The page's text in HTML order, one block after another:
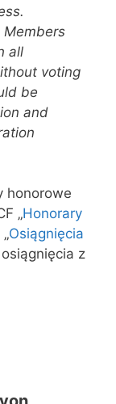
Members
all
voting
be
and
honorowe
„Honorary
Osiągnięcia
z